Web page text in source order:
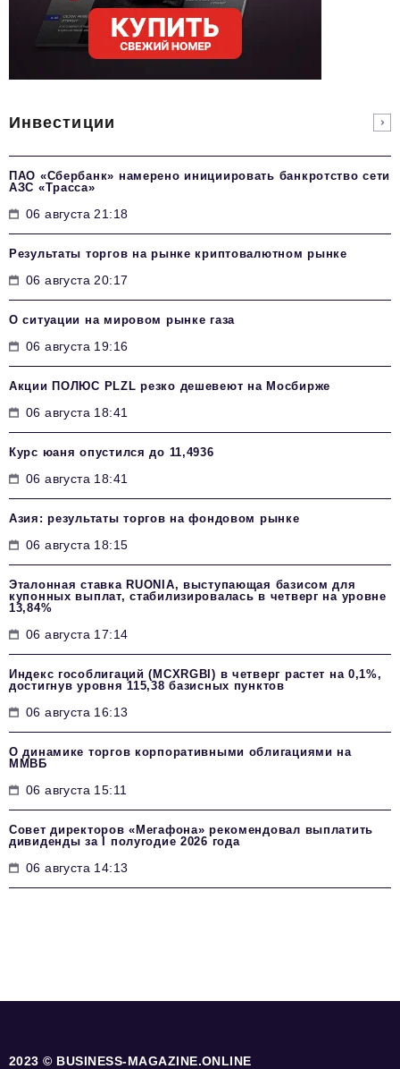
Инвестиции
ПАО «Сбербанк» намерено инициировать банкротство сети
АЗС «Трасса»
06 августа 21:18
Результаты торгов на рынке криптовалютном рынке
06 августа 20:17
О ситуации на мировом рынке газа
06 августа 19:16
Акции ПОЛЮС PLZL резко дешевеют на Мосбирже
06 августа 18:41
Курс юаня опустился до 11,4936
06 августа 18:41
Азия: результаты торгов на фондовом рынке
06 августа 18:15
Эталонная ставка RUONIA, выступающая базисом для
купонных выплат, стабилизировалась в четверг на уровне
13,84%
06 августа 17:14
Индекс гособлигаций (MCXRGBI) в четверг растет на 0,1%,
достигнув уровня 115,38 базисных пунктов
06 августа 16:13
О динамике торгов корпоративными облигациями на
ММВБ
06 августа 15:11
Совет директоров «Мегафона» рекомендовал выплатить
дивиденды за I полугодие 2026 года
06 августа 14:13
2023 © BUSINESS-MAGAZINE.ONLINE